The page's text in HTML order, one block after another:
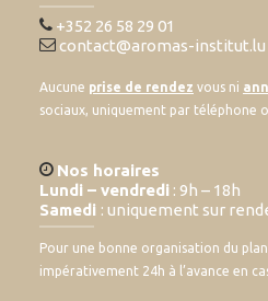
+352 26 58 29 01
contact@aromas-institut.lu
Aucune prise de rendez vous ni
sociaux, uniquement par téléphone
Nos horaires
Lundi – vendredi : 9h – 18h
Samedi : uniquement sur
Pour une bonne organisation du
impérativement 24h à l’avance en